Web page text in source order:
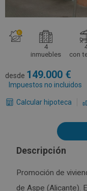
4
inmuebles
con
desde 149.000
Impuestos no incluidos
Calcular hipoteca
Descripción
Promoción de
de Aspe (Alicante).